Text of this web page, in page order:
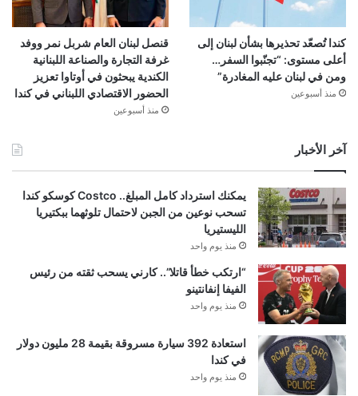
كندا تُصعّد تحذيرها بشأن لبنان إلى
أعلى مستوى: “تجنّبوا السفر…
ومن في لبنان عليه المغادرة”
منذ أسبوعين
قنصل لبنان العام شربل نمر ووفد
غرفة التجارة والصناعة اللبنانية
الكندية يبحثون في أوتاوا تعزيز
الحضور الاقتصادي اللبناني في كندا
منذ أسبوعين
آخر الأخبار
يمكنك استرداد كامل المبلغ.. Costco كوسكو كندا
تسحب نوعين من الجبن لاحتمال تلوثهما ببكتيريا
الليستيريا
منذ يوم واحد
“ارتكب خطأ قاتلا”.. كارني يسحب ثقته من رئيس
الفيفا إنفانتينو
منذ يوم واحد
استعادة 392 سيارة مسروقة بقيمة 28 مليون دولار
في كندا
منذ يوم واحد